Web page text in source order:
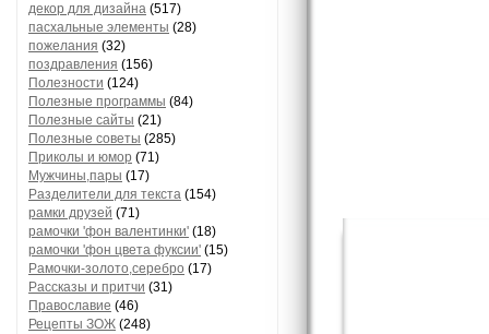
декор для дизайна (517)
пасхальные элементы (28)
пожелания (32)
поздравления (156)
Полезности (124)
Полезные программы (84)
Полезные сайты (21)
Полезные советы (285)
Приколы и юмор (71)
Мужчины,пары (17)
Разделители для текста (154)
рамки друзей (71)
рамочки 'фон валентинки' (18)
рамочки 'фон цвета фуксии' (15)
Рамочки-золото,серебро (17)
Рассказы и притчи (31)
Православие (46)
Рецепты ЗОЖ (248)